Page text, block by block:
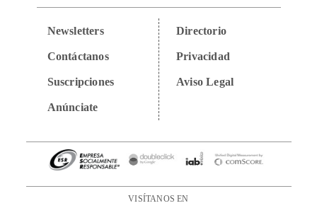
Newsletters
Contáctanos
Suscripciones
Anúnciate
Directorio
Privacidad
Aviso Legal
VISÍTANOS EN